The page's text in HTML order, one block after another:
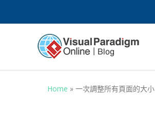
Home » 一次調整所有頁面的大小